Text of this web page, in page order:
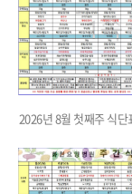
2026년 8월 첫째주 식단